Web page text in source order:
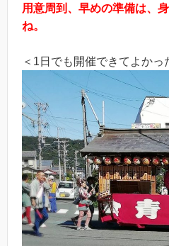
用意周到、早めの準備は、
ね。
＜1日でも開催できてよかっ